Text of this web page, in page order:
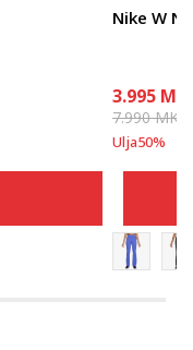
Nike W
3.995
7.990MKD
Ulja50%